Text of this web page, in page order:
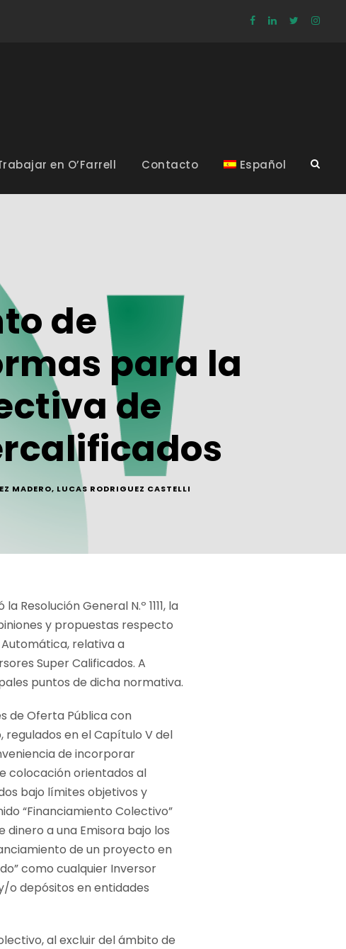
en O’Farrell Contacto Español
de
para la
de
MADERO, LUCAS RODRIGUEZ CASTELLI
Resolución General N.º 1111, la
y propuestas respecto
relativa a
Super Calificados. A
puntos de dicha normativa.
de Oferta Pública con
en el Capítulo V del
de incorporar
colocación orientados al
bajo límites objetivos y
“Financiamiento Colectivo”
a una Emisora bajo los
de un proyecto en
como cualquier Inversor
o depósitos en entidades
al excluir del ámbito de